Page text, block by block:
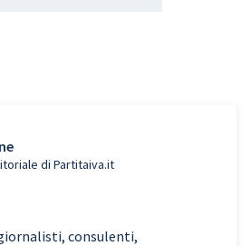
di Partitaiva.it
consulenti,